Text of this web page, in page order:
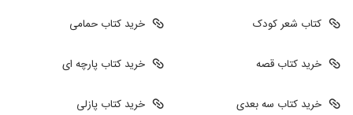
کتاب شعر کودک
خرید کتاب قصه
خرید کتاب سه بعدی
خرید کتاب حمامی
خرید کتاب پارچه ای
خرید کتاب پازلی